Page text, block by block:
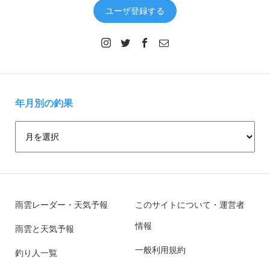
ユーザ登録する
年月別の釣果
雨雲レーダー・天気予報
雨雲と天気予報
釣り人一覧
このサイトについて・運営者
情報
一般利用規約